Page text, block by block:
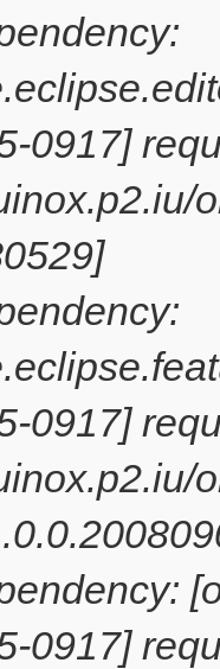
0917]
0917]
0917]